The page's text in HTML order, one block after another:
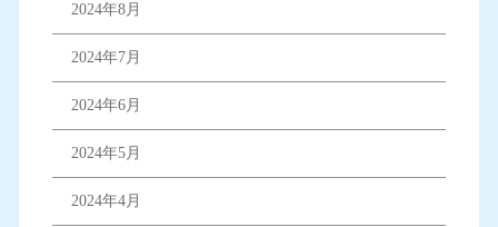
2024年8月
2024年7月
2024年6月
2024年5月
2024年4月